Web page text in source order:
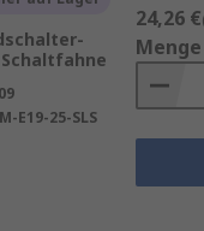
Langlebigkeit von
auf eine
oder
E19-25-SLS
24,26 €
Menge